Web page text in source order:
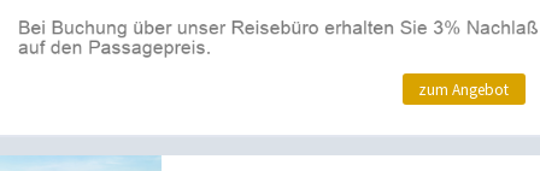
zum Angebot